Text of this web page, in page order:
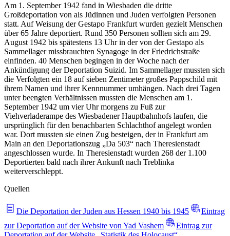
Am 1. September 1942 fand in Wiesbaden die dritte
Großdeportation von als Jüdinnen und Juden verfolgten Personen
statt. Auf Weisung der Gestapo Frankfurt wurden gezielt Menschen
über 65 Jahre deportiert. Rund 350 Personen sollten sich am 29.
August 1942 bis spätestens 13 Uhr in der von der Gestapo als
Sammellager missbrauchten Synagoge in der Friedrichstraße
einfinden. 40 Menschen begingen in der Woche nach der
Ankündigung der Deportation Suizid. Im Sammellager mussten sich
die Verfolgten ein 18 auf sieben Zentimeter großes Pappschild mit
ihrem Namen und ihrer Kennnummer umhängen. Nach drei Tagen
unter beengten Verhältnissen mussten die Menschen am 1.
September 1942 um vier Uhr morgens zu Fuß zur
Viehverladerampe des Wiesbadener Hauptbahnhofs laufen, die
ursprünglich für den benachbarten Schlachthof angelegt worden
war. Dort mussten sie einen Zug besteigen, der in Frankfurt am
Main an den Deportationszug „Da 503“ nach Theresienstadt
angeschlossen wurde. In Theresienstadt wurden 268 der 1.100
Deportierten bald nach ihrer Ankunft nach Treblinka
weiterverschleppt.
Quellen
Die Deportation der Juden aus Hessen 1940 bis 1945
Eintrag
zur Deportation auf der Website von Yad Vashem
Eintrag zur